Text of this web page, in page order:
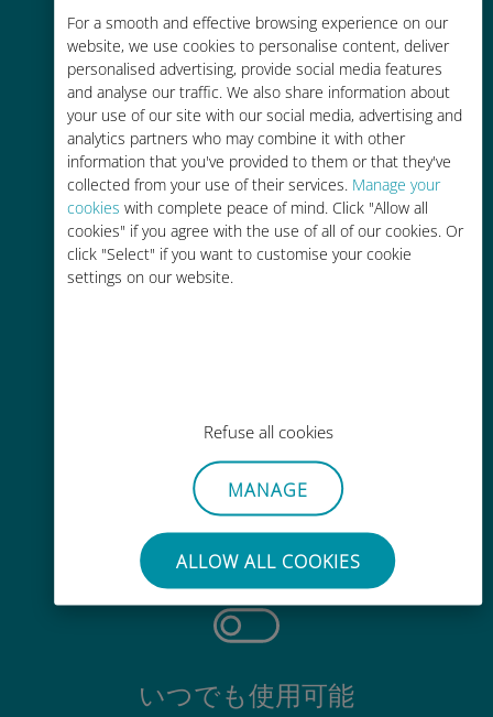
For a smooth and effective browsing experience on our
website, we use cookies to personalise content, deliver
personalised advertising, provide social media features
and analyse our traffic. We also share information about
your use of our site with our social media, advertising and
analytics partners who may combine it with other
information that you've provided to them or that they've
collected from your use of their services. Manage your
cookies with complete peace of mind. Click "Allow all
cookies" if you agree with the use of all of our cookies. Or
click "Select" if you want to customise your cookie
settings on our website.
Refuse all cookies
MANAGE
ALLOW ALL COOKIES
お客様が普段お使いのキャリアでロ
ーミングサービスを使った場合に比
べて最大で90％の節約が可能です。
かんたん追加購入
Wi-Fiやデータ残量がなくても、
手間いらず
使用中のSIMカードを抜き差しする
必要はありません
いつでも使用可能